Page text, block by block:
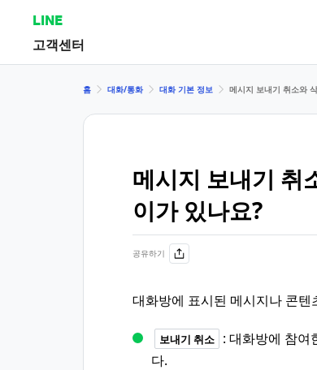
LINE
고객센터
홈 대화/통화 대화 기본 정보 메시지 보내기 취소와
메시지 보내기 취
이가 있나요?
공유하기
대화방에 표시된 메시지나 콘
보내기 취소
: 대화방에 참여
다.